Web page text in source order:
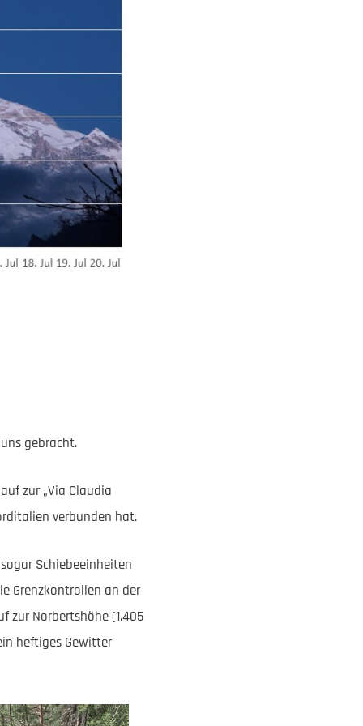
gebracht.
zur „Via Claudia
verbunden hat.
Schiebeeinheiten
Grenzkontrollen an der
zur Norbertshöhe (1.405
heftiges Gewitter